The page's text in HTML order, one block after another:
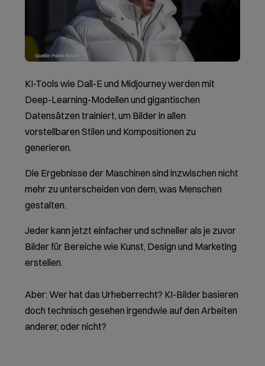
KI-Tools wie Dall-E und Midjourney werden mit
Deep-Learning-Modellen und gigantischen
Datensätzen trainiert, um Bilder in allen
vorstellbaren Stilen und Kompositionen zu
generieren.
Die Ergebnisse der Maschinen sind inzwischen nicht
mehr zu unterscheiden von dem, was Menschen
gestalten.
Jeder kann jetzt einfacher und schneller als je zuvor
Bilder für Bereiche wie Kunst, Design und Marketing
erstellen.
Aber: Wer hat das Urheberrecht? KI-Bilder basieren
doch technisch gesehen irgendwie auf den Arbeiten
anderer, oder nicht?